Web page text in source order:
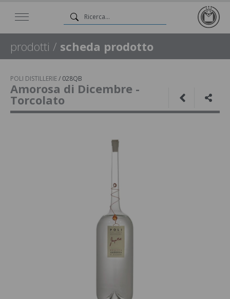
prodotti / scheda prodotto
POLI DISTILLERIE/ 028QB
Amorosa di Dicembre -
Torcolato